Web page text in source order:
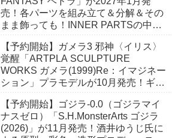
売！各パーツを組み立て＆分解＆その
まま飾っても！INNER PARTSの中に
【予約開始】ガメラ3 邪神〈イリス〉
覚醒「ARTPLA SCULPTURE
WORKS ガメラ(1999)Re：イマジネー
ション」プラモデルが10月発売！ギャ
緊迫の瞬間！
【予約開始】ゴジラ-0.0（ゴジラマイ
ナスゼロ）「S.H.MonsterArts ゴジラ
(2026)」が11月発売！酒井ゆうじ氏に